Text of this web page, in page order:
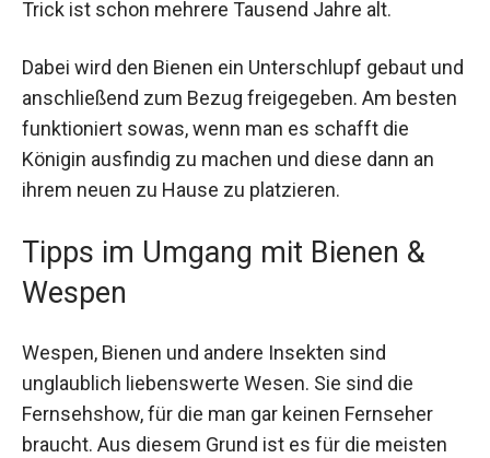
Trick ist schon mehrere Tausend Jahre alt.
Dabei wird den Bienen ein Unterschlupf gebaut und
anschließend zum Bezug freigegeben. Am besten
funktioniert sowas, wenn man es schafft die
Königin ausfindig zu machen und diese dann an
ihrem neuen zu Hause zu platzieren.
Tipps im Umgang mit Bienen &
Wespen
Wespen, Bienen und andere Insekten sind
unglaublich liebenswerte Wesen. Sie sind die
Fernsehshow, für die man gar keinen Fernseher
braucht. Aus diesem Grund ist es für die meisten